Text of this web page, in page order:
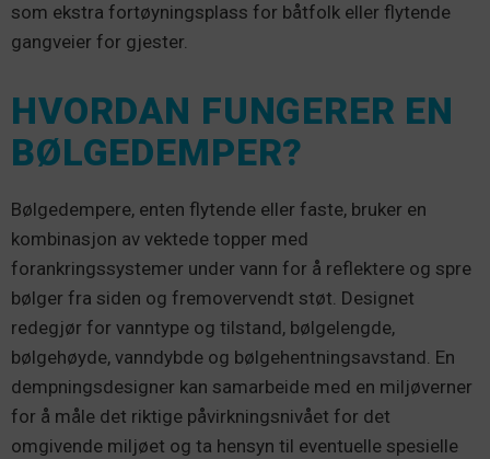
som ekstra fortøyningsplass for båtfolk eller flytende
gangveier for gjester.
HVORDAN FUNGERER EN
BØLGEDEMPER?
Bølgedempere, enten flytende eller faste, bruker en
kombinasjon av vektede topper med
forankringssystemer under vann for å reflektere og spre
bølger fra siden og fremovervendt støt. Designet
redegjør for vanntype og tilstand, bølgelengde,
bølgehøyde, vanndybde og bølgehentningsavstand. En
dempningsdesigner kan samarbeide med en miljøverner
for å måle det riktige påvirkningsnivået for det
omgivende miljøet og ta hensyn til eventuelle spesielle